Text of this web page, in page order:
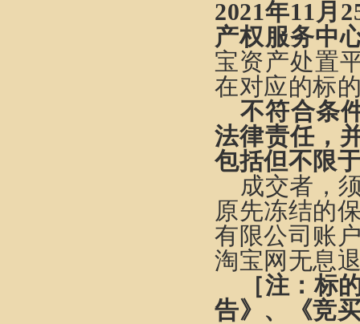
2021年11月
产权服务中
宝资产处置
在对应的标
不符合条
法律责任，
包括但不限
成交者，
原先冻结的
有限公司 账
淘宝网无息
［注：标
告》、《竞